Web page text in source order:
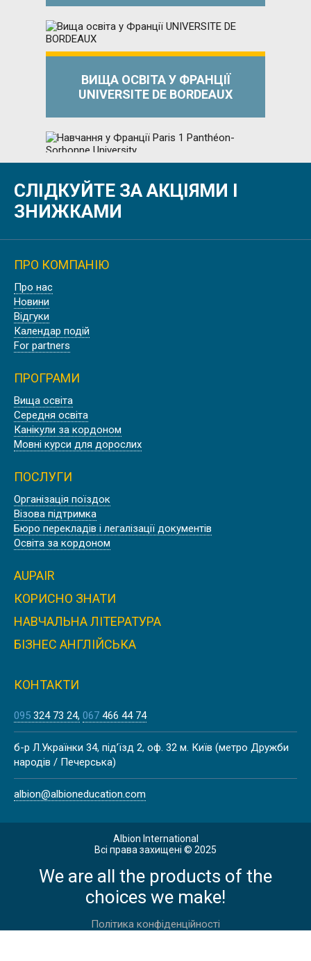
ВИЩА ОСВІТА У ФРАНЦІЇ
UNIVERSITE DE BORDEAUX
НАВЧАННЯ У ФРАНЦІЇ PARIS 1
PANTHÉON-SORBONNE UNIVERSITY
ШТУДІЄНКОЛЕГ КАРЛСРУЕ,
НІМЕЧЧИНА
WASHINGTON STATE UNIVERSITY |
CША
ILLINOIS STATE UNIVERSITY | CША
COLORADO STATE UNIVERSITY |
UNIVERSITY OF APPLIED SCIENCES
FRANKFURT, НІМЕЧЧИНА
СЛІДКУЙТЕ ЗА АКЦІЯМИ І
ЗНИЖКАМИ
ПРО КОМПАНІЮ
Про нас
Новини
Відгуки
Календар подій
For partners
ПРОГРАМИ
Вища освіта
Середня освіта
Канікули за кордоном
Мовні курси для дорослих
ПОСЛУГИ
Організація поїздок
Візова підтримка
Бюро перекладів і легалізації документів
Освіта за кордоном
AUPAIR
КОРИСНО ЗНАТИ
НАВЧАЛЬНА ЛІТЕРАТУРА
БІЗНЕС АНГЛІЙСЬКА
КОНТАКТИ
095 324 73 24 067 466 44 74
б-р Л.Українки 34, під’їзд 2, оф. 32 м. Київ (метро Дружби
народів / Печерська)
albion@albioneducation.com
Albion International
Всі права захищені © 2025
We are all the products of the
choices we make!
Політика конфіденційності